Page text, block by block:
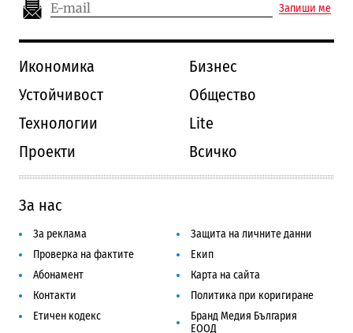
Запиши ме
Икономика
Бизнес
Устойчивост
Общество
Технологии
Lite
Проекти
Всичко
За нас
За реклама
Защита на личните данни
Проверка на фактите
Екип
Абонамент
Карта на сайта
Контакти
Политика при коригиране
Етичен кодекс
Бранд Медия България
ЕООД